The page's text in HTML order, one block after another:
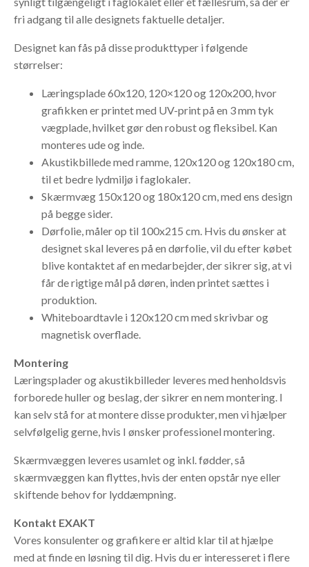
fri adgang til alle designets faktuelle detaljer.
Designet kan fås på disse produkttyper i følgende
størrelser:
Læringsplade 60x120, 120×120 og 120x200, hvor
grafikken er printet med UV-print på en 3 mm tyk
vægplade, hvilket gør den robust og fleksibel. Kan
monteres ude og inde.
Akustikbillede med ramme, 120x120 og 120x180 cm,
til et bedre lydmiljø i faglokaler.
Skærmvæg 150x120 og 180x120 cm, med ens design
på begge sider.
Dørfolie, måler op til 100x215 cm. Hvis du ønsker at
designet skal leveres på en dørfolie, vil du efter købet
blive kontaktet af en medarbejder, der sikrer sig, at vi
får de rigtige mål på døren, inden printet sættes i
produktion.
Whiteboardtavle i 120x120 cm med skrivbar og
magnetisk overflade.
Montering
Læringsplader og akustikbilleder leveres med henholdsvis
forborede huller og beslag, der sikrer en nem montering. I
kan selv stå for at montere disse produkter, men vi hjælper
selvfølgelig gerne, hvis I ønsker professionel montering.
Skærmvæggen leveres usamlet og inkl. fødder, så
skærmvæggen kan flyttes, hvis der enten opstår nye eller
skiftende behov for lyddæmpning.
Kontakt EXAKT
Vores konsulenter og grafikere er altid klar til at hjælpe
med at finde en løsning til dig. Hvis du er interesseret i flere